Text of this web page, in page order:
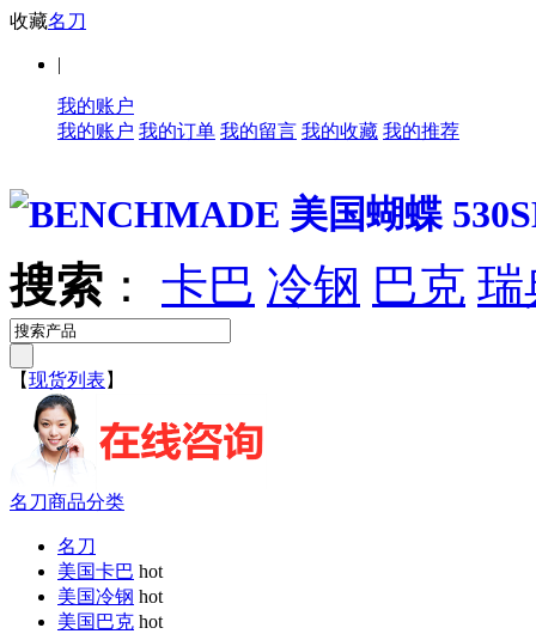
收藏名刀
|
我的账户
我的账户 我的订单 我的留言 我的收藏 我的推荐
搜索 ： 卡巴 冷钢 巴克 瑞
【现货列表 】
名刀商品分类
名刀
美国卡巴 hot
美国冷钢 hot
美国巴克 hot